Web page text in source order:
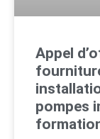
Appel
pompes